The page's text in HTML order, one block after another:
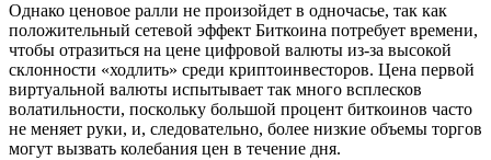
Однако ценовое ралли не произойдет в одночасье, так как
положительный сетевой эффект Биткоина потребует времени,
чтобы отразиться на цене цифровой валюты из-за высокой
склонности «ходлить» среди криптоинвесторов. Цена первой
виртуальной валюты испытывает так много всплесков
волатильности, поскольку большой процент биткоинов часто
не меняет руки, и, следовательно, более низкие объемы торгов
могут вызвать колебания цен в течение дня.